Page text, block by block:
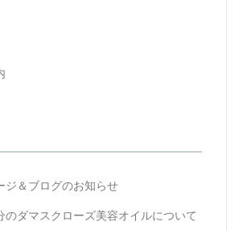
ジ＆ブログのお知らせ
のダマスクローズ美容オイルについて